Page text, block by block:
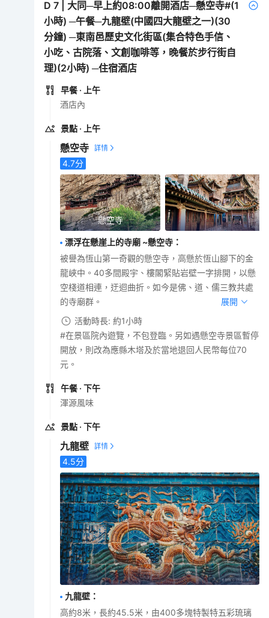
D7
大同─早上約08:00離開酒店─懸空寺#(1
小時) ─午餐─九龍壁(中國四大龍壁之一)(30
分鐘) ─東南邑歷史文化街區(集合特色手信、
小吃、古院落、文創咖啡等，晚餐於步行街自
理)(2小時) ─住宿酒店
早餐 · 上午
酒店內
景點 · 上午
懸空寺
4.7分
懸空寺
漂浮在懸崖上的寺廟 ~懸空寺 ：
被譽為恆山第一奇觀的懸空寺，高懸於恆山腳下的金
龍峽中。40多間殿宇、樓閣緊貼岩壁一字排開，以懸
空棧道相連，迂迴曲折。如今是佛、道、儒三教共處
的寺廟群。
展開
活動時長: 約1小時
#在景區院內遊覽，不包登臨。另如遇懸空寺景區暫停
開放，則改為應縣木塔及於當地退回人民幣每位70
元。
午餐 · 下午
渾源風味
景點 · 下午
九龍壁
4.5分
九龍壁 ：
高約8米，長約45.5米，由400多塊特製特五彩琉璃